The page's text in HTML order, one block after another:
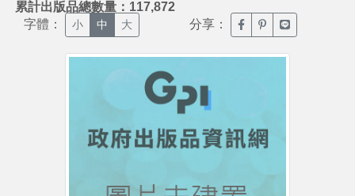
累計出版品總數量：117,872
字體： 小 中 大 分享： 臉書分享(另開新視窗)
噗浪分享(另開新
Line分享(另